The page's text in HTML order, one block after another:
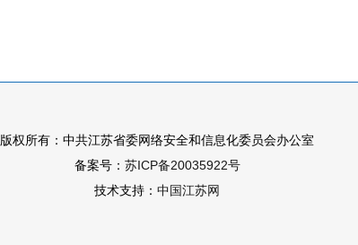
版权所有：中共江苏省委网络安全和信息化委员会办公室
备案号： 苏ICP备20035922号
技术支持： 中国江苏网